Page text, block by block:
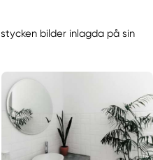
bilder inlagda på sin